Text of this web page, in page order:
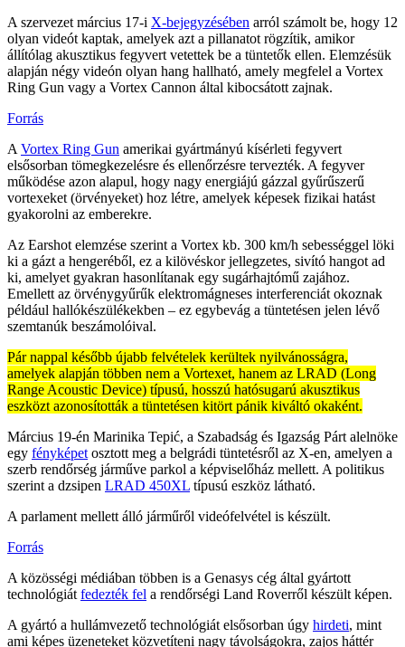
A szervezet március 17-i X-bejegyzésében arról számolt be, hogy 12
olyan videót kaptak, amelyek azt a pillanatot rögzítik, amikor
állítólag akusztikus fegyvert vetettek be a tüntetők ellen. Elemzésük
alapján négy videón olyan hang hallható, amely megfelel a Vortex
Ring Gun vagy a Vortex Cannon által kibocsátott zajnak.
Forrás
A Vortex Ring Gun amerikai gyártmányú kísérleti fegyvert
elsősorban tömegkezelésre és ellenőrzésre tervezték. A fegyver
működése azon alapul, hogy nagy energiájú gázzal gyűrűszerű
vortexeket (örvényeket) hoz létre, amelyek képesek fizikai hatást
gyakorolni az emberekre.
Az Earshot elemzése szerint a Vortex kb. 300 km/h sebességgel löki
ki a gázt a hengeréből, ez a kilövéskor jellegzetes, sivító hangot ad
ki, amelyet gyakran hasonlítanak egy sugárhajtómű zajához.
Emellett az örvénygyűrűk elektromágneses interferenciát okoznak
például hallókészülékekben – ez egybevág a tüntetésen jelen lévő
szemtanúk beszámolóival.
Pár nappal később újabb felvételek kerültek nyilvánosságra,
amelyek alapján többen nem a Vortexet, hanem az LRAD (Long
Range Acoustic Device) típusú, hosszú hatósugarú akusztikus
eszközt azonosították a tüntetésen kitört pánik kiváltó okaként.
Március 19-én Marinika Tepić, a Szabadság és Igazság Párt alelnöke
egy fényképet osztott meg a belgrádi tüntetésről az X-en, amelyen a
szerb rendőrség járműve parkol a képviselőház mellett. A politikus
szerint a dzsipen LRAD 450XL típusú eszköz látható.
A parlament mellett álló járműről videófelvétel is készült.
Forrás
A közösségi médiában többen is a Genasys cég által gyártott
technológiát fedezték fel a rendőrségi Land Roverről készült képen.
A gyártó a hullámvezető technológiát elsősorban úgy hirdeti, mint
ami képes üzeneteket közvetíteni nagy távolságokra, zajos háttér